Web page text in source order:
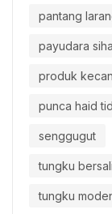
pantang
payudara
produk
punca haid
senggugut
tungku
tungku